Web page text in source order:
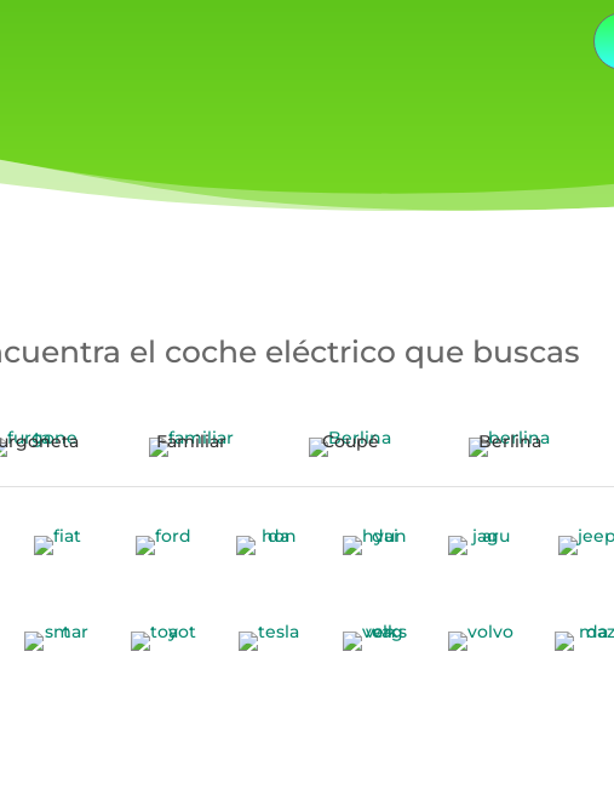
el coche eléctrico que buscas
Familiar Coupé Berlina